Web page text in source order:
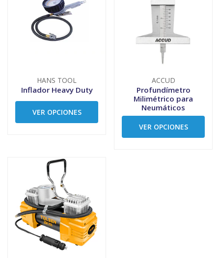
HANS TOOL
Inflador Heavy Duty
VER OPCIONES
ACCUD
Profundímetro
Milimétrico para
Neumáticos
VER OPCIONES